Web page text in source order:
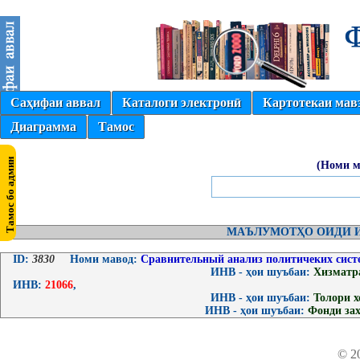
Саҳифаи аввал Каталоги электронӣ
Картотекаи
Диаграмма
Тамос
(Номи
МАЪЛУМОТҲО ОИДИ
ID: 3830 Номи мавод: Сравнительный анализ политичеких
ИНВ - ҳои шуъбаи:
ИНВ: 21066,
ИНВ - ҳои шуъбаи: Толори
ИНВ - ҳои шуъбаи: Фонди
©